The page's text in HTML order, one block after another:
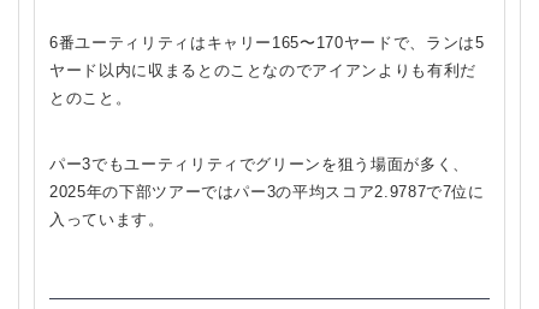
6番ユーティリティはキャリー165〜170ヤードで、ランは5
ヤード以内に収まるとのことなのでアイアンよりも有利だ
とのこと。
パー3でもユーティリティでグリーンを狙う場面が多く、
2025年の下部ツアーではパー3の平均スコア2.9787で7位に
入っています。